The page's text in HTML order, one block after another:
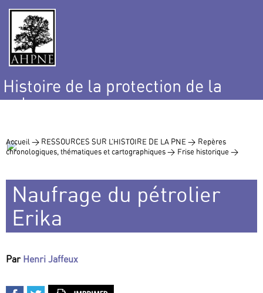
Histoire de la protection de la
nature
Accueil > RESSOURCES SUR L’HISTOIRE DE LA PNE > Repères
chronologiques, thématiques et cartographiques > Frise historique >
Naufrage du pétrolier
Erika
Par Henri Jaffeux